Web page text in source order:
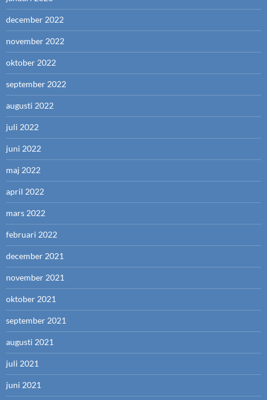
december 2022
november 2022
oktober 2022
september 2022
augusti 2022
juli 2022
juni 2022
maj 2022
april 2022
mars 2022
februari 2022
december 2021
november 2021
oktober 2021
september 2021
augusti 2021
juli 2021
juni 2021